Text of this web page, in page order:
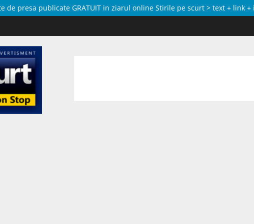
de presa publicate GRATUIT in ziarul online Stirile pe scurt > text + link +